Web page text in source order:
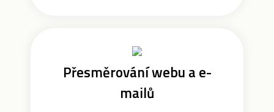
Přesměrování webu a e-
mailů